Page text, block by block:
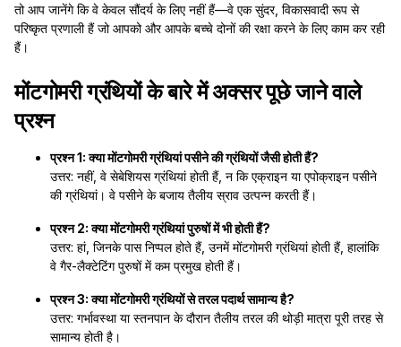
तो आप जानेंगे कि वे केवल सौंदर्य के लिए नहीं हैं—वे एक सुंदर, विकासवादी रूप से
परिष्कृत प्रणाली हैं जो आपको और आपके बच्चे दोनों की रक्षा करने के लिए काम कर रही
हैं।
मोंटगोमरी ग्रंथियों के बारे में अक्सर पूछे जाने वाले
प्रश्न
प्रश्न 1: क्या मोंटगोमरी ग्रंथियां पसीने की ग्रंथियों जैसी होती हैं?
उत्तर: नहीं, वे सेबेशियस ग्रंथियां होती हैं, न कि एक्राइन या एपोक्राइन पसीने
की ग्रंथियां। वे पसीने के बजाय तैलीय स्राव उत्पन्न करती हैं।
प्रश्न 2: क्या मोंटगोमरी ग्रंथियां पुरुषों में भी होती हैं?
उत्तर: हां, जिनके पास निप्पल होते हैं, उनमें मोंटगोमरी ग्रंथियां होती हैं, हालांकि
वे गैर-लैक्टेटिंग पुरुषों में कम प्रमुख होती हैं।
प्रश्न 3: क्या मोंटगोमरी ग्रंथियों से तरल पदार्थ सामान्य है?
उत्तर: गर्भावस्था या स्तनपान के दौरान तैलीय तरल की थोड़ी मात्रा पूरी तरह से
सामान्य होती है।